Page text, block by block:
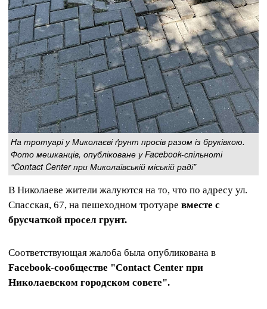
На тротуарі у Миколаєві ґрунт просів разом із бруківкою.
Фото мешканців, опубліковане у Facebook-спільноті
“Contact Center при Миколаївській міській раді”
В Николаеве жители жалуются на то, что по адресу ул.
Спасская, 67, на пешеходном тротуаре вместе с
брусчаткой просел грунт.
Соответствующая жалоба была опубликована в
Facebook-сообществе "Contact Center при
Николаевском городском совете".